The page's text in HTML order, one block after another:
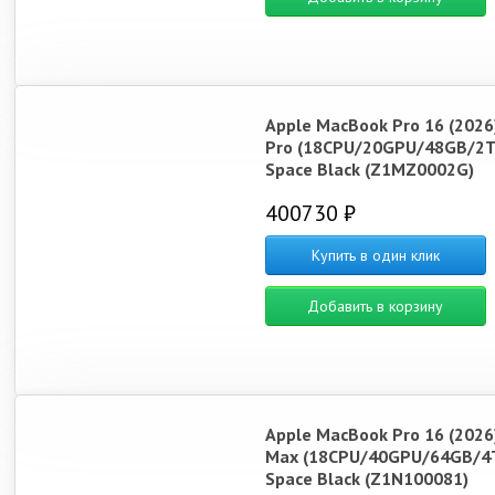
Apple MacBook Pro 16
Pro (18CPU/20GPU/48GB/
Space Black (Z1MZ0002G)
400730 ₽
Купить в один клик
Добавить в корзину
Apple MacBook Pro 16
Max (18CPU/40GPU/64GB/
Space Black (Z1N100081)